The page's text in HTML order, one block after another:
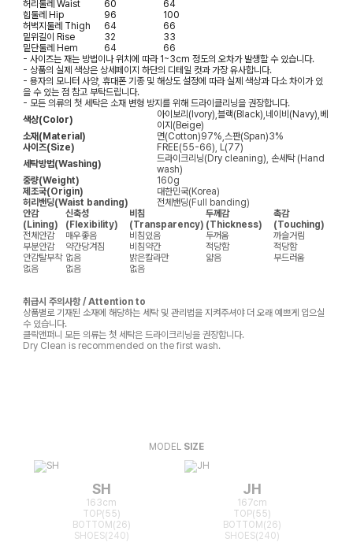
허리둘레 Waist 60
64
힙둘레 Hip 96
100
허벅지둘레 Thigh 64
66
밑위길이
Rise 32
33
밑단둘레 Hem 64
66
- 사이즈는 재는 방법이나 위치에 따라 1~3cm 정도의 오차가 발생할 수 있습니다.
- 상품의 실제 색상은 상세페이지 하단의 디테일 컷과 가장 유사합니다.
- 용자의 모니터 사양, 휴대폰 기종 및 해상도 설정에 따라 실제 색상과 다소 차이가 있
을 수 있는 점 참고 부탁드립니다.
- 모든 의류의 첫 세탁은 소재 변형 방지를 위해 드라이클리닝을 권장합니다.
색상(Color)
아이보리(Ivory),블랙(Black),네이비(Navy),베
이지(Beige)
소재(Material)
면(Cotton)97%,스판(Span)3%
사이즈(Size)
FREE(55-66), L(77)
세탁방법(Washing)
드라이크리닝(Dry cleaning), 손세탁 (Hand
wash)
중량(Weight)
160g
제조국(Origin)
대한민국(Korea)
허리밴딩(Waist banding)
전체밴딩(Full banding)
안감
(Lining)
신축성
(Flexibility)
비침
(Transparency)
두께감
(Thickness)
촉감
(Touching)
전체안감
매우좋음 비침있음 두꺼움
까슬거림
부분안감
약간당겨짐 비침약간 적당함
적당함
안감탈부착 없음 밝은칼라만 얇음
부드러움
없음
없음 없음
취급시 주의사항 / Attention to
상품별로 기재된 소재에 해당하는 세탁 및 관리법을 지켜주셔야 더 오래 예쁘게 입으실
수 있습니다.
클릭앤퍼니 모든 의류는 첫 세탁은 드라이크리닝을 권장합니다.
Dry Clean is recommended on the first wash.
MODEL SIZE
SH
163cm
TOP(55)
BOTTOM(26)
SHOES(240)
JH
167cm
TOP(55)
BOTTOM(26)
SHOES(240)